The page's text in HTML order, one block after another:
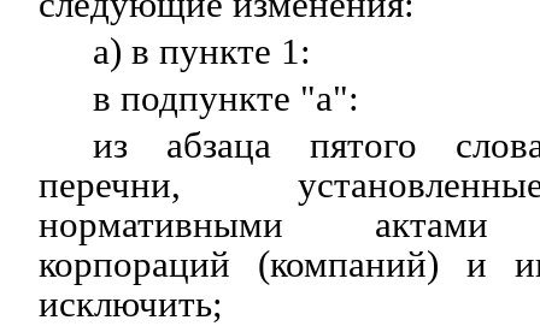
а) в пункте 1:
в подпункте "а":
из абзаца пятого
перечни,
нормативными актами
корпораций (компаний) и
исключить;